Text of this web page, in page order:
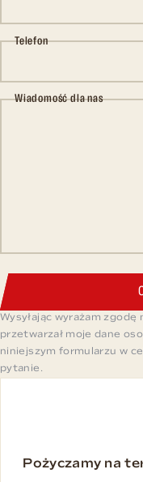
Telefon
Wiadomość dla nas
Wysyłając wyrażam
przetwarzał moje dane
niniejszym formularzu w
pytanie.
Pożyczamy na